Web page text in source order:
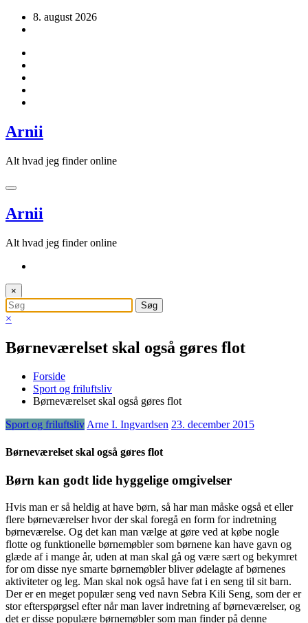
Videre8. august 2026
Arnii
Alt hvad jeg finder online
Arnii
Alt hvad jeg finder online
×
×
Børneværelset skal også gøres flot
Forside
Sport og friluftsliv
Børneværelset skal også gøres flot
Sport og friluftslivArne I. Ingvardsen 23. december 2015
Børneværelset skal også gøres flot
Børn kan godt lide hyggelige omgivelser
Hvis man er så heldig at have børn, så har man måske også et eller
flere børneværelser hvor der skal foregå en form for indretning
børneværelse. Og det kan man vælge at gøre ved at købe nogle
flotte og funktionelle børnemøbler som børnene kan have gavn og
glæde af i mange år, uden at man skal gå og være sært og bekymret
for om disse nye smarte børnemøbler bliver ødelagte af børnenes
aktiviteter og leg. Man skal nok også have fat i en seng til sit barn.
Der er en meget populær seng ved navn Sebra Kili Seng, som der er
stor efterspørgsel efter når man laver indretning af børneværelser, og
det er disse populære børnemøbler som man finder på denne